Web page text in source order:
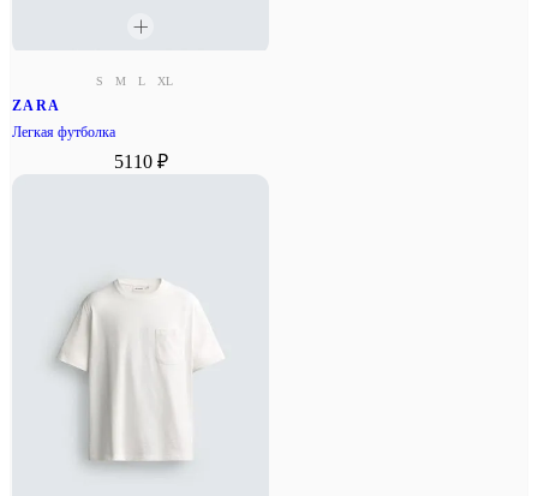
S M L XL
ZARA
Легкая футболка
5110 ₽